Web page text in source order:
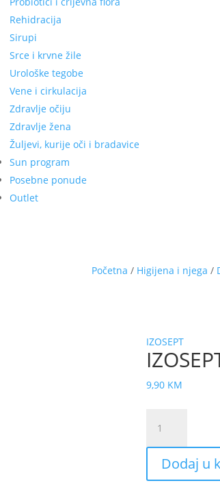
Rehidracija
Sirupi
Srce i krvne žile
Urološke tegobe
Vene i cirkulacija
Zdravlje očiju
Zdravlje žena
Žuljevi, kurije oči i bradavice
Sun program
Posebne ponude
Outlet
Početna / Higijena i njega /
IZOSEPT
9,90 KM
otopina
10%
100ml
Dodaj u